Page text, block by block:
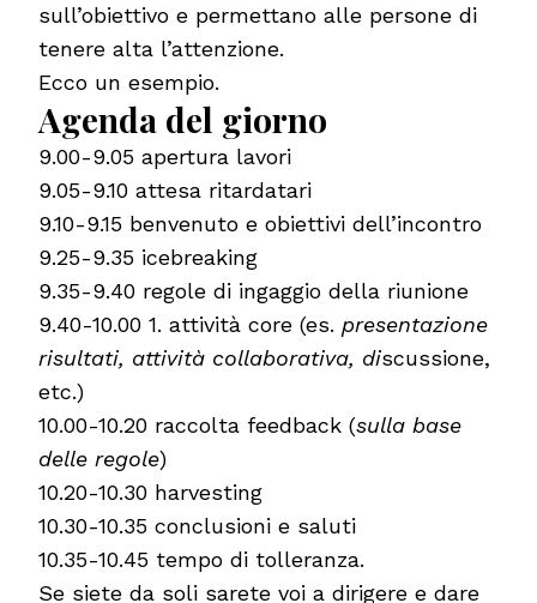
sull’obiettivo e permettano alle persone di
tenere alta l’attenzione.
Ecco un esempio.
Agenda del giorno
9.00-9.05 apertura lavori
9.05-9.10 attesa ritardatari
9.10-9.15 benvenuto e obiettivi dell’incontro
9.25-9.35 icebreaking
9.35-9.40 regole di ingaggio della riunione
9.40-10.00 1. attività core (es. presentazione
risultati, attività collaborativa, discussione,
etc.)
10.00-10.20 raccolta feedback (sulla base
delle regole)
10.20-10.30 harvesting
10.30-10.35 conclusioni e saluti
10.35-10.45 tempo di tolleranza.
Se siete da soli sarete voi a dirigere e dare